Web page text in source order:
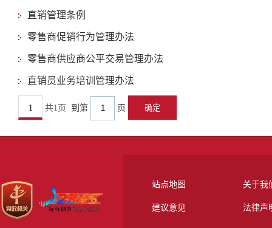
直销管理条例
零售商促销行为管理办法
零售商供应商公平交易管理办法
直销员业务培训管理办法
1 共1页 到第 页
站点地图 关于我
建议意见 法律声